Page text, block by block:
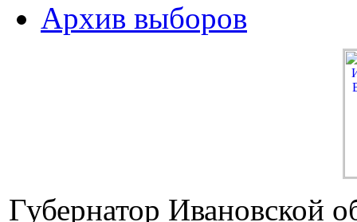
Архив выборов
Губернатор Ивановской